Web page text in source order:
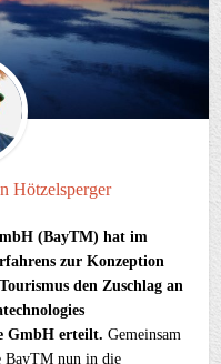
Hötzelsperger
(BayTM) hat im
zur Konzeption
den Zuschlag an
GmbH erteilt. Gemeinsam
BayTM nun in die